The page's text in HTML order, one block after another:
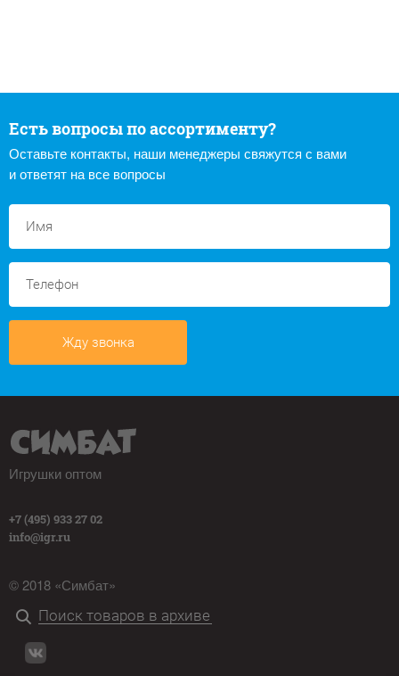
Есть вопросы по ассортименту?
Оставьте контакты, наши менеджеры свяжутся с вами
и ответят на все вопросы
Жду звонка
Игрушки оптом
+7 (495) 933 27 02
info@igr.ru
© 2018 «Симбат»